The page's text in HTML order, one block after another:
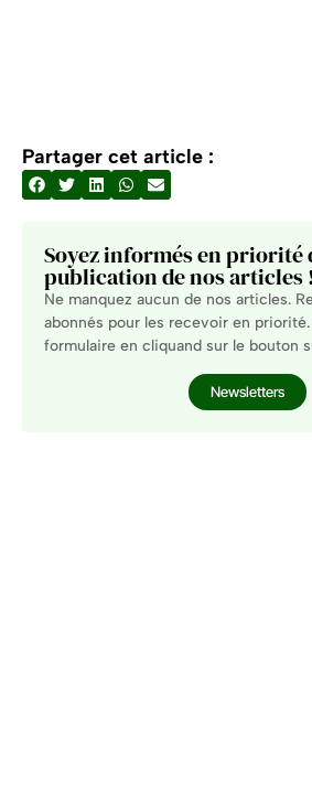
Partager cet article :
Soyez informés en priorité
publication de nos articles !
Ne manquez aucun de nos articles.
abonnés pour les recevoir en
formulaire en cliquand sur le bouton
Newsletters